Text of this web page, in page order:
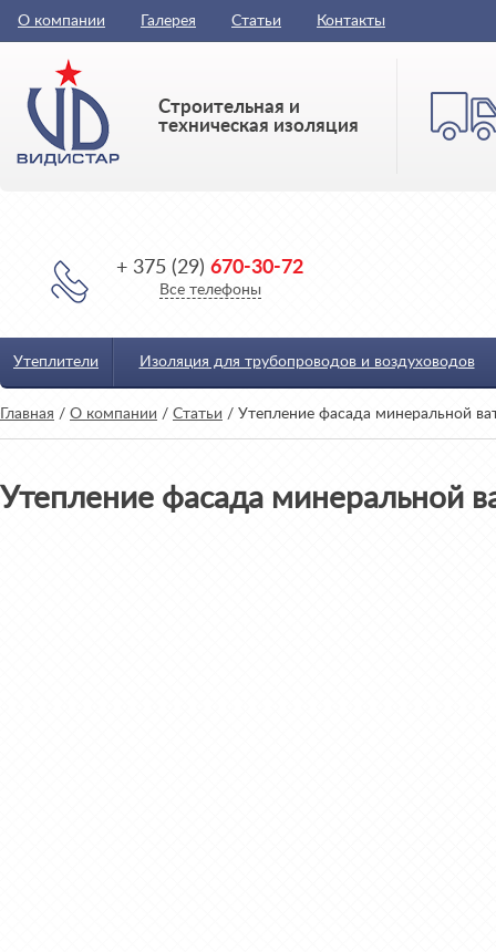
О компании Галерея Статьи Контакты
Строительная и
техническая изоляция
+ 375 (29) 670-30-72
Все телефоны
Утеплители Изоляция для трубопроводов и воздуховодов
Главная / О компании / Статьи / Утепление фасада минеральной
Утепление фасада минеральной